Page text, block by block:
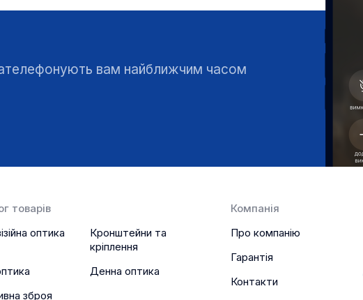
вам найближчим часом
товарів
оптика
Кронштейни та
кріплення
Денна оптика
зброя
Компанія
Про компанію
Гарантія
Контакти